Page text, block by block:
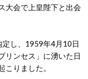
大会で上皇陛下と出会
し、1959年4月10日
リンセス」に湧いた日
りました。